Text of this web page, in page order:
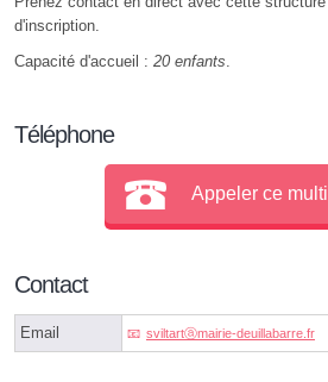
d'inscription.
Capacité d'accueil : 20 enfants
Téléphone
Appeler ce
Contact
Email sviltartⓐmairie-deuillabarre.fr